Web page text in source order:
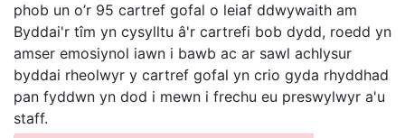
phob un o’r 95 cartref gofal o leiaf ddwywaith am
Byddai'r tîm yn cysylltu â'r cartrefi bob dydd, roedd yn
amser emosiynol iawn i bawb ac ar sawl achlysur
byddai rheolwyr y cartref gofal yn crio gyda rhyddhad
pan fyddwn yn dod i mewn i frechu eu preswylwyr a'u
staff.